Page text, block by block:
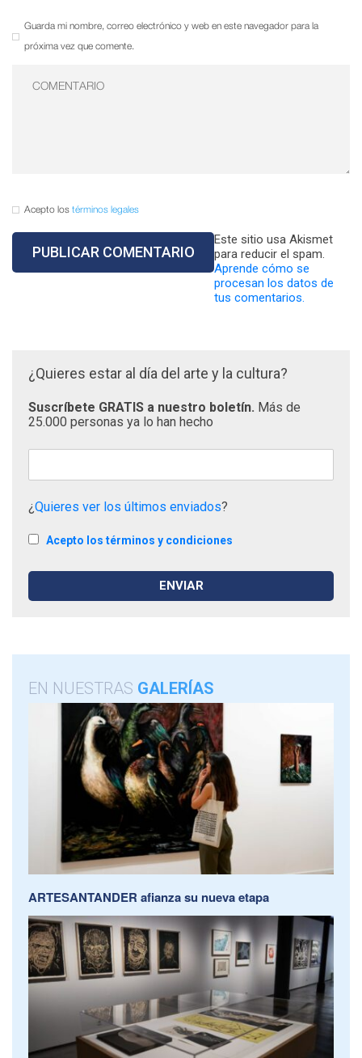
Guarda mi nombre, correo electrónico y web en este navegador para la
próxima vez que comente.
Acepto los términos legales
Este sitio usa Akismet
para reducir el spam.
Aprende cómo se
procesan los datos de
tus comentarios.
¿Quieres estar al día del arte y la cultura?
Suscríbete GRATIS a nuestro boletín. Más de
25.000 personas ya lo han hecho
¿Quieres ver los últimos enviados?
Acepto los términos y condiciones
EN NUESTRAS GALERÍAS
ARTESANTANDER afianza su nueva etapa